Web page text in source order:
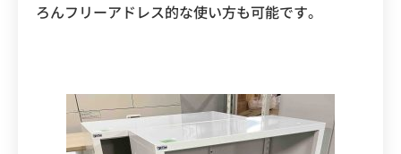
ろんフリーアドレス的な使い方も可能です。